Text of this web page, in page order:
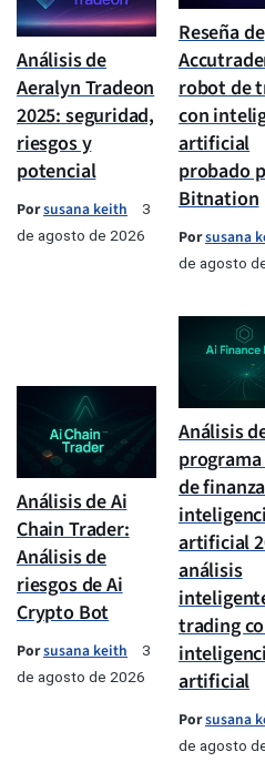
Análisis de
Aeralyn Tradeon
2025: seguridad,
riesgos y
potencial
Porsusana keith
3
de agosto de 2026
Reseña de
robot de
con
artificial
probado
Bitnation
Porsusana
de agosto
Análisis de Ai
Chain Trader:
Análisis de
riesgos de Ai
Crypto Bot
Porsusana keith
3
de agosto de 2026
Análisis
de
artificial
análisis
trading
artificial
Porsusana
de agosto